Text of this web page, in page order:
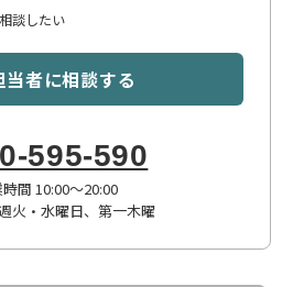
談したい
当者に相談する
595-590
間 10:00〜20:00
火・水曜日、第一木曜